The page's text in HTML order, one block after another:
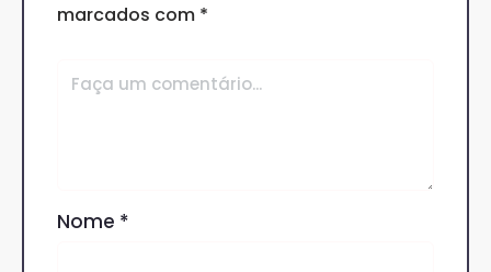
marcados com *
Nome *